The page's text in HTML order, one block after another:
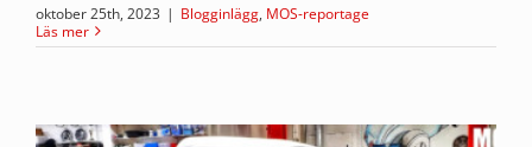
oktober 25th, 2023 | Blogginlägg, MOS-reportage
Läs mer